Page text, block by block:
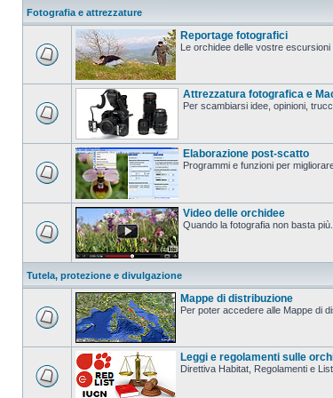
Fotografia e attrezzature
Reportage fotografici
Le orchidee delle vostre escursioni
Attrezzatura fotografica e
Per scambiarsi idee, opinioni,
Elaborazione post-scatto
Programmi e funzioni per
Video delle orchidee
Quando la fotografia non basta più...
Tutela, protezione e divulgazione
Mappe di distribuzione
Per poter accedere alle Mappe di
Leggi e regolamenti sulle
Direttiva Habitat, Regolamenti e